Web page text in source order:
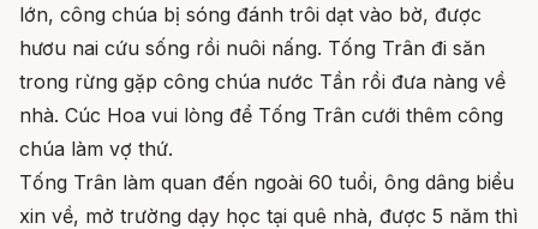
lớn, công chúa bị sóng đánh trôi dạt vào bờ, được
hươu nai cứu sống rồi nuôi nấng. Tống Trân đi săn
trong rừng gặp công chúa nước Tần rồi đưa nàng về
nhà. Cúc Hoa vui lòng để Tống Trân cưới thêm công
chúa làm vợ thứ.
Tống Trân làm quan đến ngoài 60 tuổi, ông dâng biểu
xin về, mở trường dạy học tại quê nhà, được 5 năm thì